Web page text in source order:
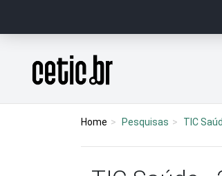
Página inicial
Home Pesquisas TIC